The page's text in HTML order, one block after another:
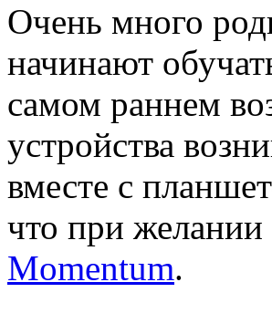
Очень много
начинают
самом раннем
устройства
вместе с
что при
Momentum.